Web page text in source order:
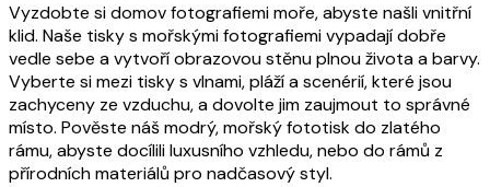
Vyzdobte si domov fotografiemi moře, abyste našli vnitřní
klid. Naše tisky s mořskými fotografiemi vypadají dobře
vedle sebe a vytvoří obrazovou stěnu plnou života a barvy.
Vyberte si mezi tisky s vlnami, pláží a scenérií, které jsou
zachyceny ze vzduchu, a dovolte jim zaujmout to správné
místo. Pověste náš modrý, mořský fototisk do zlatého
rámu, abyste docílili luxusního vzhledu, nebo do rámů z
přírodních materiálů pro nadčasový styl.